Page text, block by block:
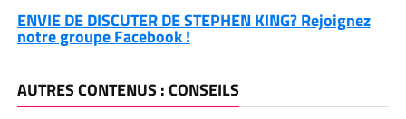
ENVIE DE DISCUTER DE STEPHEN KING? Rejoignez
notre groupe Facebook !
AUTRES CONTENUS : CONSEILS